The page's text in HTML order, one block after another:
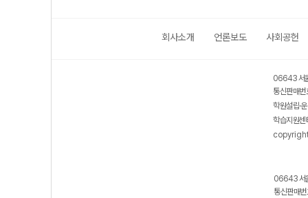
회사소개 언론보도 사회공헌
06643 서
통신판매
학원설립·
학습지원
06643 서
통신판매